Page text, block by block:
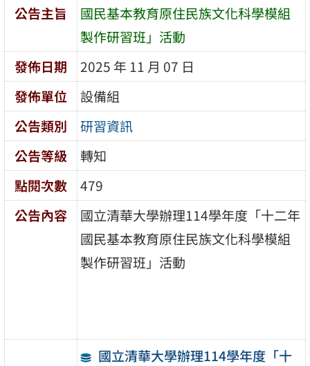
公告主旨
國民基本教育原住民族文化科學模組
製作研習班」活動
發佈日期
2025 年 11 月 07 日
發佈單位
設備組
公告類別
研習資訊
公告等級
轉知
點閱次數
479
公告內容
國立清華大學辦理114學年度「十二年
國民基本教育原住民族文化科學模組
製作研習班」活動
國立清華大學辦理114學年度「十